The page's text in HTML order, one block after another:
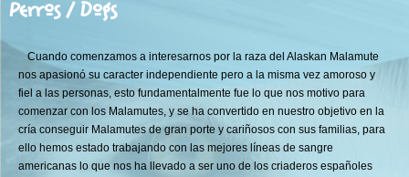
Perros / Dogs
Cuando comenzamos a interesarnos por la raza del Alaskan Malamute
nos apasionó su caracter independiente pero a la misma vez amoroso y
fiel a las personas, esto fundamentalmente fue lo que nos motivo para
comenzar con los Malamutes, y se ha convertido en nuestro objetivo en la
cría conseguir Malamutes de gran porte y cariñosos con sus familias, para
ello hemos estado trabajando con las mejores líneas de sangre
americanas lo que nos ha llevado a ser uno de los criaderos españoles